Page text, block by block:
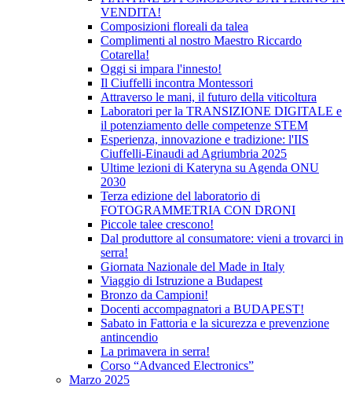
VENDITA!
Composizioni floreali da talea
Complimenti al nostro Maestro Riccardo
Cotarella!
Oggi si impara l'innesto!
Il Ciuffelli incontra Montessori
Attraverso le mani, il futuro della viticoltura
Laboratori per la TRANSIZIONE DIGITALE e
il potenziamento delle competenze STEM
Esperienza, innovazione e tradizione: l'IIS
Ciuffelli-Einaudi ad Agriumbria 2025
Ultime lezioni di Kateryna su Agenda ONU
2030
Terza edizione del laboratorio di
FOTOGRAMMETRIA CON DRONI
Piccole talee crescono!
Dal produttore al consumatore: vieni a trovarci in
serra!
Giornata Nazionale del Made in Italy
Viaggio di Istruzione a Budapest
Bronzo da Campioni!
Docenti accompagnatori a BUDAPEST!
Sabato in Fattoria e la sicurezza e prevenzione
antincendio
La primavera in serra!
Corso “Advanced Electronics”
Marzo 2025